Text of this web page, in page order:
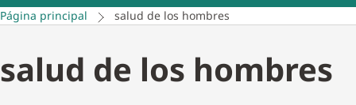
Página principal salud de los hombres
salud de los hombres